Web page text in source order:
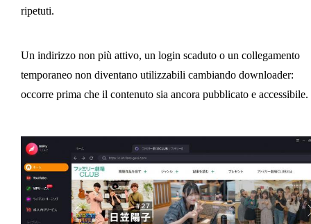
ripetuti.
Un indirizzo non più attivo, un login scaduto o un collegamento
temporaneo non diventano utilizzabili cambiando downloader:
occorre prima che il contenuto sia ancora pubblicato e accessibile.